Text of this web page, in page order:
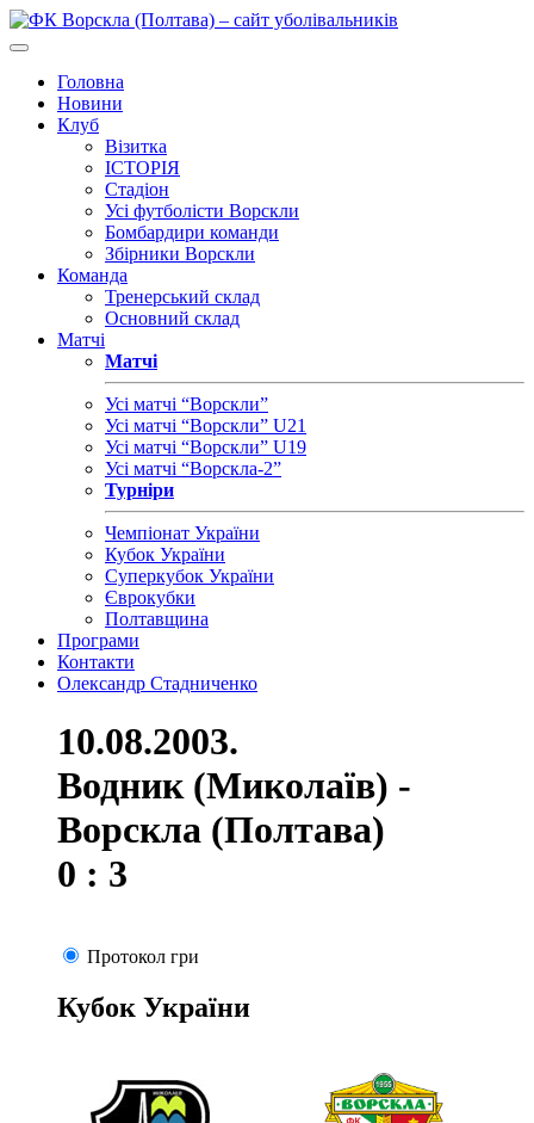
Головна
Новини
Клуб
Візитка
ІСТОРІЯ
Стадіон
Усі футболісти Ворскли
Бомбардири команди
Збірники Ворскли
Команда
Тренерський склад
Основний склад
Матчі
Матчі
Усі матчі “Ворскли”
Усі матчі “Ворскли” U21
Усі матчі “Ворскли” U19
Усі матчі “Ворскла-2”
Турніри
Чемпіонат України
Кубок України
Суперкубок України
Єврокубки
Полтавщина
Програми
Контакти
Олександр Стадниченко
10.08.2003.
Водник (Миколаїв) -
Ворскла (Полтава)
0 : 3
Протокол гри
Кубок України